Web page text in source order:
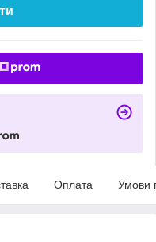
Оплата Умови